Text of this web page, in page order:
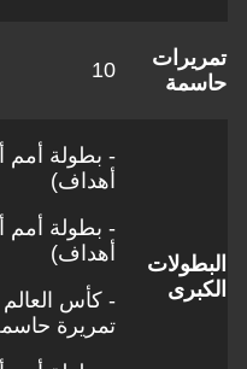
تمريرات
حاسمة
10
البطولات
الكبرى
أهداف)
أهداف)
تمريرة